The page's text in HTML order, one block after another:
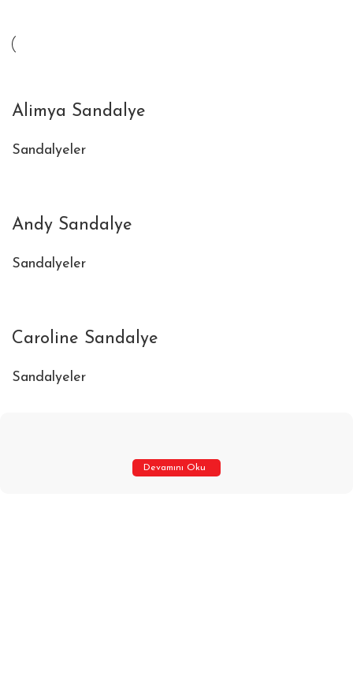
Alimya Sandalye
Sandalyeler
Andy Sandalye
Sandalyeler
Caroline Sandalye
Sandalyeler
Devamını Oku